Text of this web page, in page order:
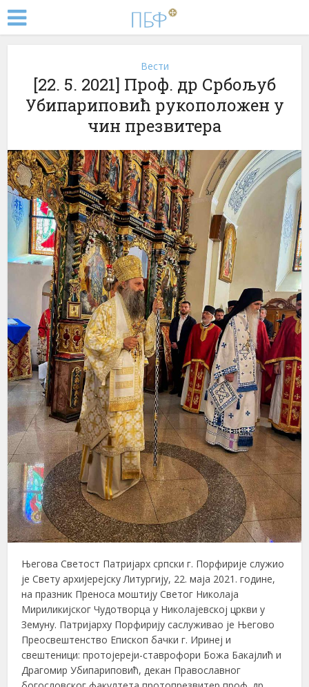
Вести
[22. 5. 2021] Проф. др Србољуб
Убипариповић рукоположен у
чин презвитера
Његова Светост Патријарх српски г. Порфирије служио
је Свету архијерејску Литургију, 22. маја 2021. године,
на празник Преноса моштију Светог Николаја
Мириликијског Чудотворца у Николајевској цркви у
Земуну. Патријарху Порфирију саслуживао је Његово
Преосвештенство Епископ бачки г. Иринеј и
свештеници: протојереји-ставрофори Божа Бакајлић и
Драгомир Убипариповић, декан Православног